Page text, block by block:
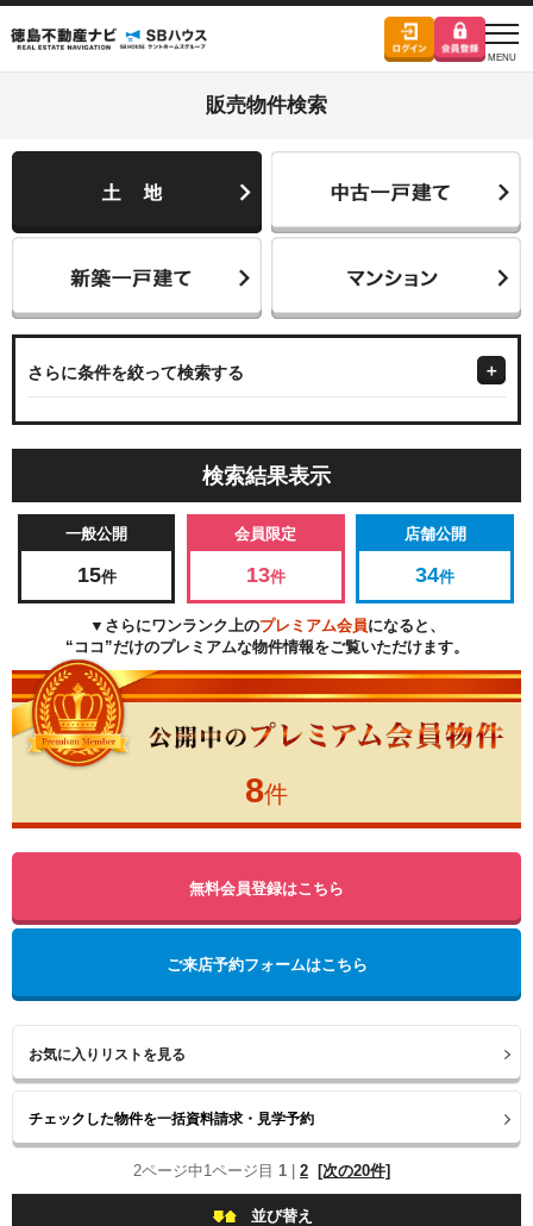
販売物件検索
さらに条件を絞って検索する
検索結果表示
一般公開
15件
会員限定
13件
店舗公開
34件
▼さらにワンランク上のプレミアム会員になると、
“ココ”だけのプレミアムな物件情報をご覧いただけます。
8件
無料会員登録はこちら
ご来店予約フォームはこちら
お気に入りリストを見る
2ページ中1ページ目 1 2 [次の20件]
並び替え